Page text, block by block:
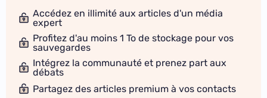
Accédez en illimité aux articles d'un média
expert
Profitez d'au moins 1 To de stockage pour vos
sauvegardes
Intégrez la communauté et prenez part aux
débats
Partagez des articles premium à vos contacts